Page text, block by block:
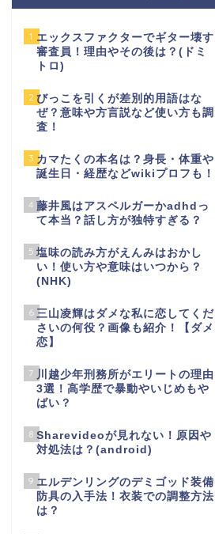
1 エックスファクターでギター壊す
審査員！理由やその後は？(ドミ
トロ)
2 びっこを引くが差別的用語はな
ぜ？意味や方言説など使い方も調
査！
3 カマたくの本名は？身長・体重や
誕生日・経歴などwikiプロフも！
4 藤井風はアスペルガーかadhdっ
て本当？話し方が独特すぎる？
5 塩味の読み方がえんみはおかし
い！使い方や意味はいつから？
(NHK)
6 三山凌輝はダメな私に恋してくだ
さいの何役？画像も紹介！【ダメ
恋】
7 川越少年刑務所がエリートの理由
3選！高学歴で暴動やいじめもや
ばい？
8 Sharevideoが見れない！原因や
対処法は？(android)
9 エルデンリングのデミゴッド装備
防具の入手法！衣装での調整方法
は？